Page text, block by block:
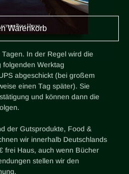
In der Regel wird die
Werktag
abgeschickt (bei großem
einen Tag später). Sie
und können dann die
der Gutsprodukte, Food &
wir innerhalb Deutschlands
frei Haus, auch wenn Bücher
stellen wir den